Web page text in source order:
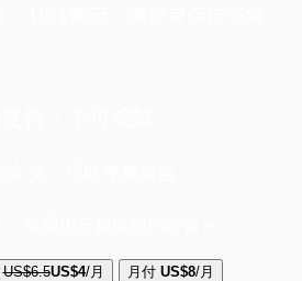
US$6.5US$4/月 月付 US$8/月